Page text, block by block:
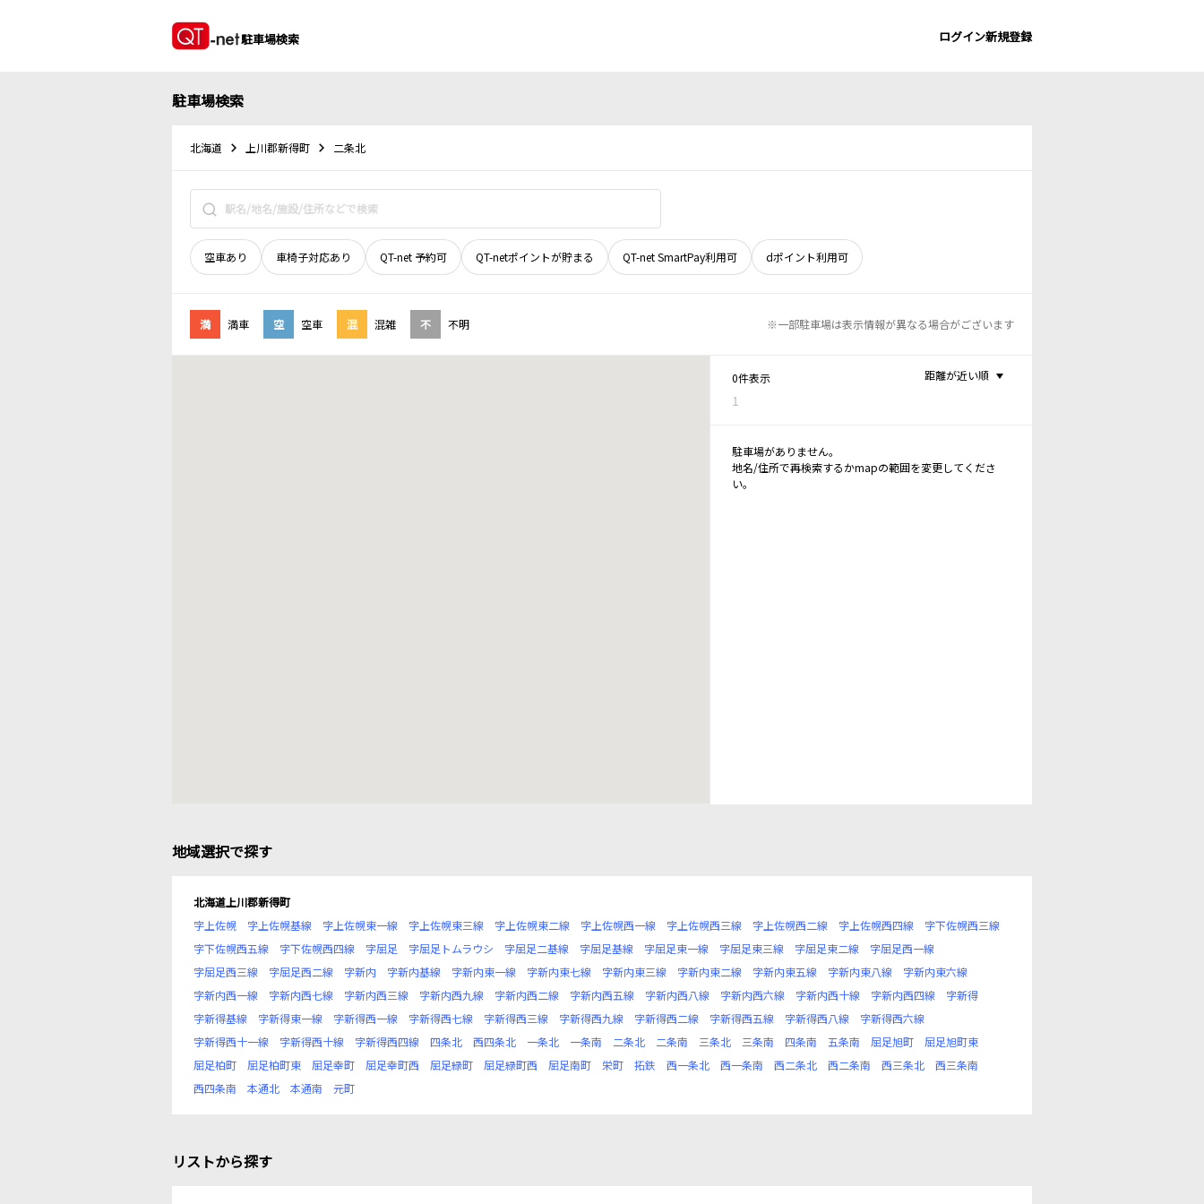
駐車場検索 ログイン新規登録
駐車場検索
北海道 上川郡新得町 二条北
空車あり 車椅子対応あり QT-net 予約可 QT-netポイントが貯まる QT-net SmartPay利用可 dポイント利用可
満 満車 空 空車 混 混雑 不 不明 ※一部駐車場は表示情報が異なる場合がございます
0件表示
1
距離が近い順
駐車場がありません。
地名/住所で再検索するかmapの範囲を変更してくださ
い。
地域選択で探す
北海道上川郡新得町
字上佐幌
字上佐幌基線 字上佐幌東一線 字上佐幌東三線 字上佐幌東二線 字上佐幌西一線 字上佐幌西三線 字上佐幌西二線 字上佐幌西四線
字下佐幌西三線
字下佐幌西五線
字下佐幌西四線 字屈足 字屈足トムラウシ 字屈足二基線 字屈足基線 字屈足東一線 字屈足東三線 字屈足東二線
字屈足西一線
字屈足西三線
字屈足西二線 字新内 字新内基線 字新内東一線 字新内東七線 字新内東三線 字新内東二線 字新内東五線 字新内東八線
字新内東六線
字新内西一線
字新内西七線 字新内西三線 字新内西九線 字新内西二線 字新内西五線 字新内西八線 字新内西六線 字新内西十線 字新内西四線
字新得
字新得基線
字新得東一線 字新得西一線 字新得西七線 字新得西三線 字新得西九線 字新得西二線 字新得西五線 字新得西八線
字新得西六線
字新得西十一線
字新得西十線 字新得西四線 四条北 西四条北 一条北 一条南 二条北 二条南 三条北 三条南 四条南 五条南 屈足旭町
屈足旭町東
屈足柏町
屈足柏町東 屈足幸町 屈足幸町西 屈足緑町 屈足緑町西 屈足南町 栄町 拓鉄 西一条北 西一条南 西二条北 西二条南 西三条北
西三条南
西四条南
本通北 本通南 元町
リストから探す